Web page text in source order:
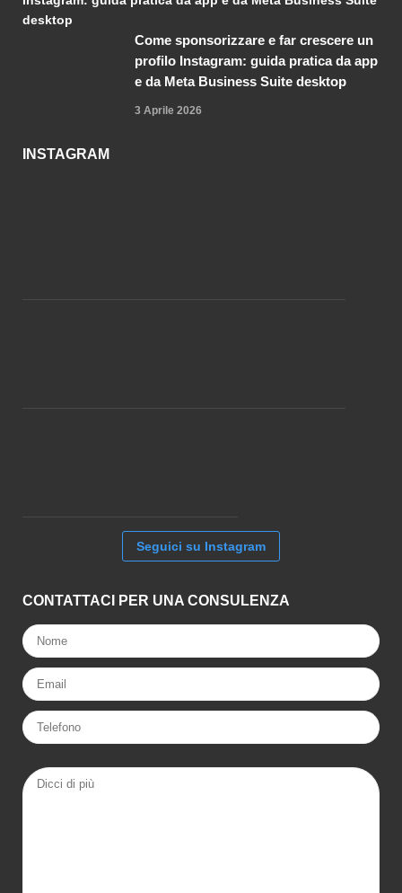
Come sponsorizzare e far crescere un
profilo Instagram: guida pratica da app
e da Meta Business Suite desktop
3 Aprile 2026
INSTAGRAM
Seguici su Instagram
CONTATTACI PER UNA CONSULENZA